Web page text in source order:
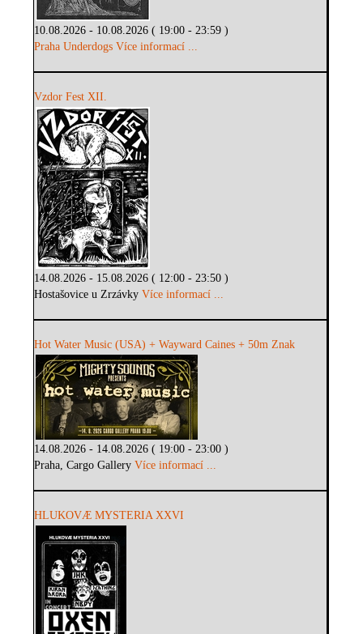
10.08.2026 - 10.08.2026 ( 19:00 - 23:59 )
Praha Underdogs Více informací ...
Vzdor Fest XII.
14.08.2026 - 15.08.2026 ( 12:00 - 23:50 )
Hostašovice u ZrzávkyVíce informací ...
Hot Water Music (USA) + Wayward Caines + 50m Znak
14.08.2026 - 14.08.2026 ( 19:00 - 23:00 )
Praha, Cargo GalleryVíce informací ...
HLUKOVÆ MYSTERIA XXVI